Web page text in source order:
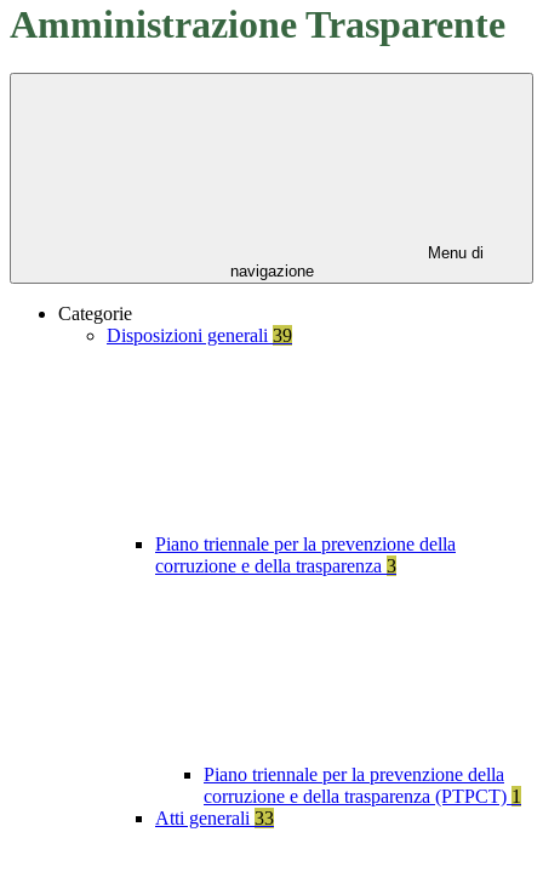
Amministrazione Trasparente
Menu di
navigazione
Categorie
Disposizioni generali 39
Piano triennale per la prevenzione della
corruzione e della trasparenza 3
Piano triennale per la prevenzione della
corruzione e della trasparenza (PTPCT) 1
Atti generali 33